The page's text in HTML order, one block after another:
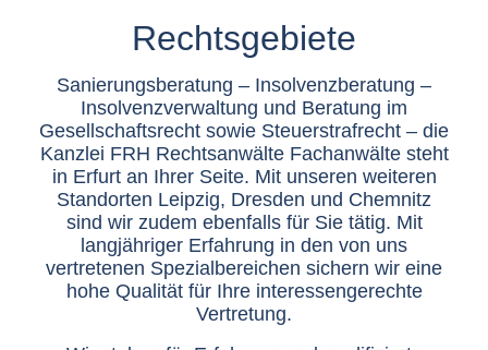
Rechtsgebiete
Sanierungsberatung – Insolvenzberatung –
Insolvenzverwaltung und Beratung im
Gesellschaftsrecht sowie Steuerstrafrecht – die
Kanzlei FRH Rechtsanwälte Fachanwälte steht
in Erfurt an Ihrer Seite. Mit unseren weiteren
Standorten Leipzig, Dresden und Chemnitz
sind wir zudem ebenfalls für Sie tätig. Mit
langjähriger Erfahrung in den von uns
vertretenen Spezialbereichen sichern wir eine
hohe Qualität für Ihre interessengerechte
Vertretung.